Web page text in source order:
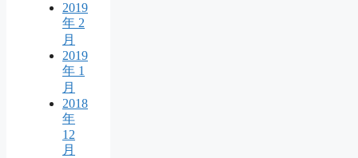
2019
年 2
月
2019
年 1
月
2018
年
12
月